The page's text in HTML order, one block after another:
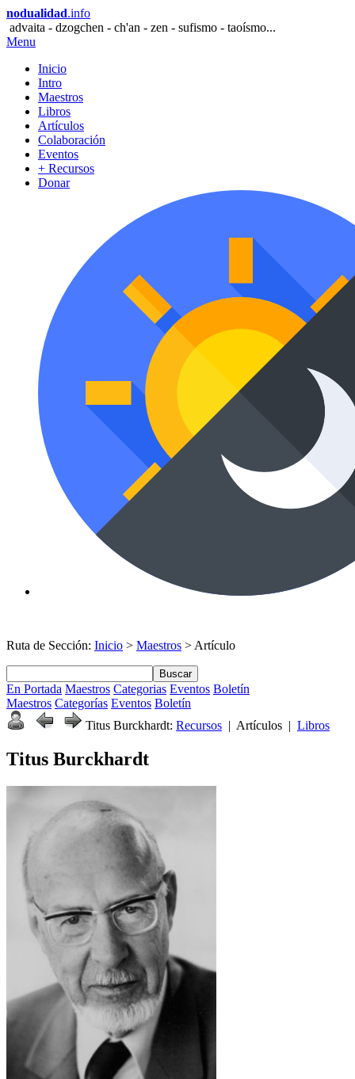
nodualidad.info
advaita - dzogchen - ch'an - zen - sufismo - taoísmo...
Menu
Inicio
Intro
Maestros
Libros
Artículos
Colaboración
Eventos
+ Recursos
Donar
Ruta de Sección: Inicio > Maestros > Artículo
Buscar
En Portada Maestros Categorias Eventos Boletín
Maestros Categorías Eventos Boletín
Titus Burckhardt: Recursos | Artículos | Libros
Titus Burckhardt